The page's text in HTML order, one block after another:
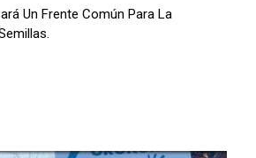
Un Frente Común Para La